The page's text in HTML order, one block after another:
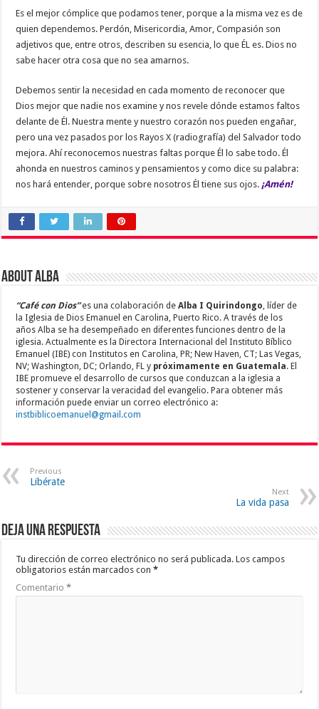
Es el mejor cómplice que podamos tener, porque a la misma vez es de
quien dependemos. Perdón, Misericordia, Amor, Compasión son
adjetivos que, entre otros, describen su esencia, lo que ÉL es. Dios no
sabe hacer otra cosa que no sea amarnos.
Debemos sentir la necesidad en cada momento de reconocer que
Dios mejor que nadie nos examine y nos revele dónde estamos faltos
delante de Él. Nuestra mente y nuestro corazón nos pueden engañar,
pero una vez pasados por los Rayos X (radiografía) del Salvador todo
mejora. Ahí reconocemos nuestras faltas porque Él lo sabe todo. Él
ahonda en nuestros caminos y pensamientos y como dice su palabra:
nos hará entender, porque sobre nosotros Él tiene sus ojos. ¡Amén!
About Alba
“Café con Dios”es una colaboración deAlba I Quirindongo , líder de
la Iglesia de Dios Emanuel en Carolina, Puerto Rico. A través de los
años Alba se ha desempeñado en diferentes funciones dentro de la
iglesia. Actualmente es la Directora Internacional del Instituto Bíblico
Emanuel (IBE) con Institutos en Carolina, PR; New Haven, CT; Las Vegas,
NV; Washington, DC; Orlando, FL y próximamente en Guatemala. El
IBE promueve el desarrollo de cursos que conduzcan a la iglesia a
sostener y conservar la veracidad del evangelio. Para obtener más
información puede enviar un correo electrónico a:
instbiblicoemanuel@gmail.com
Previous
Libérate
Next
La vida pasa
Deja una respuesta
Tu dirección de correo electrónico no será publicada. Los campos
obligatorios están marcados con*
Comentario*